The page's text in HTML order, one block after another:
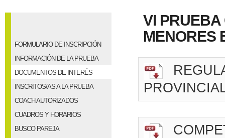
FORMULARIO DE INSCRIPCIÓN
INFORMACIÓN DE LA PRUEBA
DOCUMENTOS DE INTERÉS
INSCRITOS/AS A LA PRUEBA
COACH AUTORIZADOS
CUADROS Y HORARIOS
BUSCO PAREJA
VI PRUEBA
MENORES